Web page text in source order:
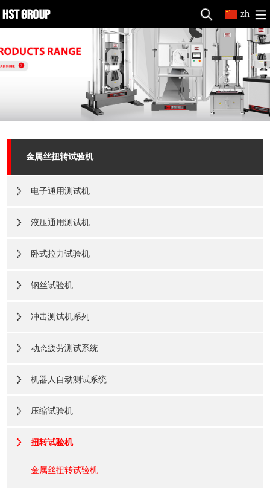
zh
金属丝扭转试验机
电子通用测试机
液压通用测试机
卧式拉力试验机
钢丝试验机
冲击测试机系列
动态疲劳测试系统
机器人自动测试系统
压缩试验机
扭转试验机
金属丝扭转试验机